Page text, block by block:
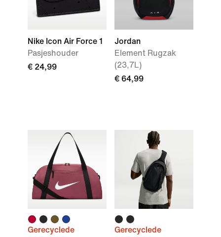
Nike Icon Air Force 1
Pasjeshouder
€ 24,99
Jordan
Element Rugzak
(23,7L)
€ 64,99
Gerecyclede
Gerecyclede